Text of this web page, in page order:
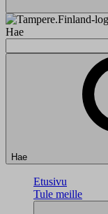
Hae
Hae
Etusivu
Tule meille